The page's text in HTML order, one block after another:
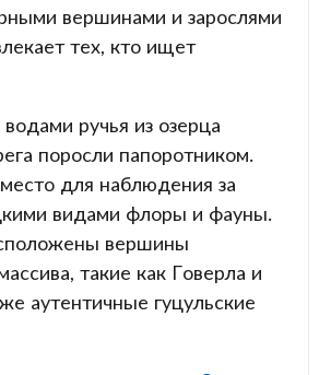
вершинами и зарослями
тех, кто ищет
ручья из озерца
поросли папоротником.
для наблюдения за
видами флоры и фауны.
вершины
такие как Говерла и
аутентичные гуцульские